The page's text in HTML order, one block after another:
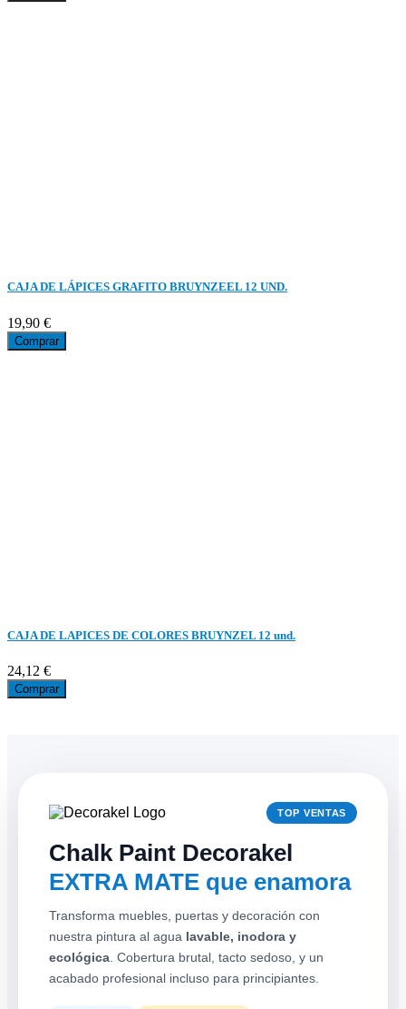
CAJA DE LÁPICES GRAFITO BRUYNZEEL 12 UND.
19,90 €
Comprar
CAJA DE LAPICES DE COLORES BRUYNZEL 12 und.
24,12 €
Comprar
TOP VENTAS
Chalk Paint Decorakel
EXTRA MATE que enamora
Transforma muebles, puertas y decoración con
nuestra pintura al agua lavable, inodora y
ecológica . Cobertura brutal, tacto sedoso, y un
acabado profesional incluso para principiantes.